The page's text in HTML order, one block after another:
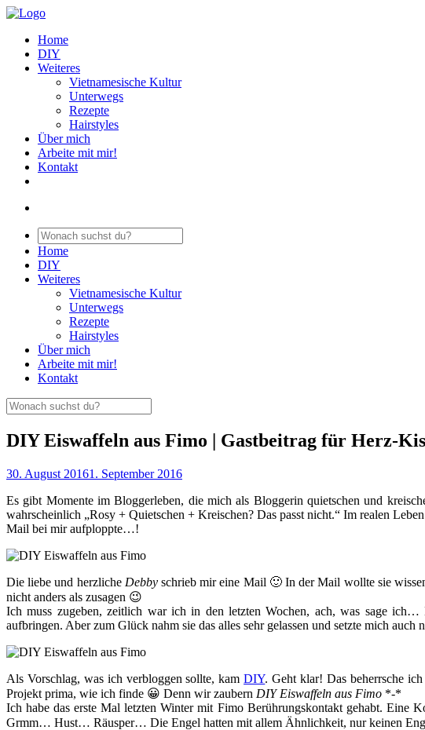
Home
DIY
Weiteres
Vietnamesische Kultur
Unterwegs
Rezepte
Hairstyles
Über mich
Arbeite mit mir!
Kontakt
Home
DIY
Weiteres
Vietnamesische Kultur
Unterwegs
Rezepte
Hairstyles
Über mich
Arbeite mit mir!
Kontakt
DIY Eiswaffeln aus Fimo | Gastbeitrag für Herz-
30. August 20161. September 2016
Es gibt Momente im Bloggerleben, die mich als Bloggerin quietschen und
wahrscheinlich „Rosy + Quietschen + Kreischen? Das passt nicht.“ Im realen
Mail bei mir aufploppte…!
Die liebe und herzliche Debbyschrieb mir eine Mail 🙂 In der Mail wollte sie
nicht anders als zusagen 😉
Ich muss zugeben, zeitlich war ich in den letzten Wochen, ach, was sage
aufbringen. Aber zum Glück nahm sie das alles sehr gelassen und setzte mich
Als Vorschlag, was ich verbloggen sollte, kamDIY. Geht klar! Das beherrsche
Projekt prima, wie ich finde 😀 Denn wir zaubern DIY Eiswaffeln aus Fimo *-*
Ich habe das erste Mal letzten Winter mit Fimo Berührungskontakt gehabt.
Grmm… Hust… Räusper… Die Engel hatten mit allem Ähnlichkeit, nur keinen